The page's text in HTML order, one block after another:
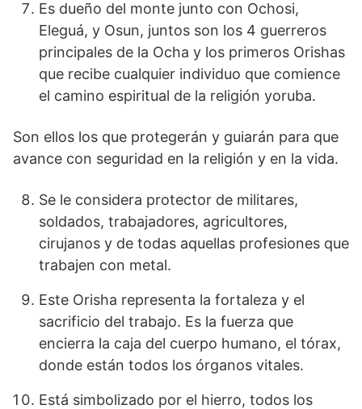
Es dueño del monte junto con Ochosi,
Eleguá, y Osun, juntos son los 4 guerreros
principales de la Ocha y los primeros Orishas
que recibe cualquier individuo que comience
el camino espiritual de la religión yoruba.
Son ellos los que protegerán y guiarán para que
avance con seguridad en la religión y en la vida.
Se le considera protector de militares,
soldados, trabajadores, agricultores,
cirujanos y de todas aquellas profesiones que
trabajen con metal.
Este Orisha representa la fortaleza y el
sacrificio del trabajo. Es la fuerza que
encierra la caja del cuerpo humano, el tórax,
donde están todos los órganos vitales.
Está simbolizado por el hierro, todos los